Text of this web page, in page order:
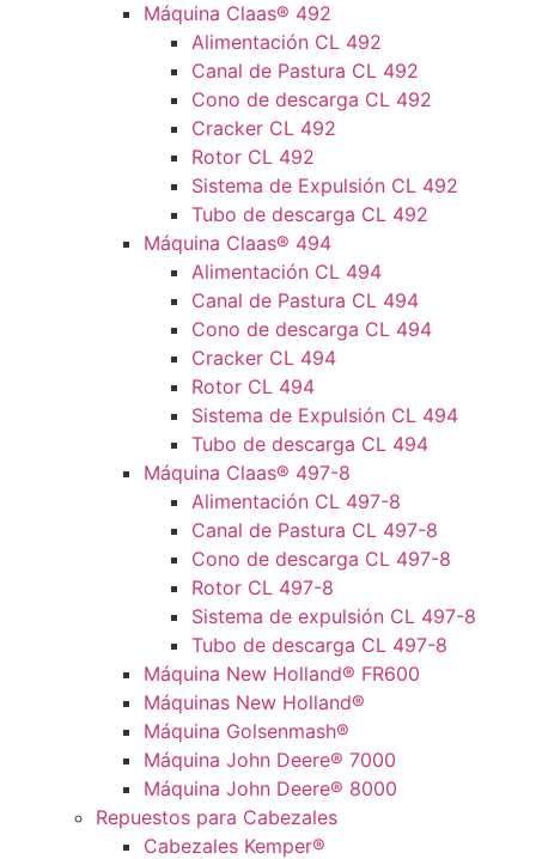
Máquina Claas® 492
Alimentación CL 492
Canal de Pastura CL 492
Cono de descarga CL 492
Cracker CL 492
Rotor CL 492
Sistema de Expulsión CL 492
Tubo de descarga CL 492
Máquina Claas® 494
Alimentación CL 494
Canal de Pastura CL 494
Cono de descarga CL 494
Cracker CL 494
Rotor CL 494
Sistema de Expulsión CL 494
Tubo de descarga CL 494
Máquina Claas® 497-8
Alimentación CL 497-8
Canal de Pastura CL 497-8
Cono de descarga CL 497-8
Rotor CL 497-8
Sistema de expulsión CL 497-8
Tubo de descarga CL 497-8
Máquina New Holland® FR600
Máquinas New Holland®
Máquina Golsenmash®
Máquina John Deere® 7000
Máquina John Deere® 8000
Repuestos para Cabezales
Cabezales Kemper®